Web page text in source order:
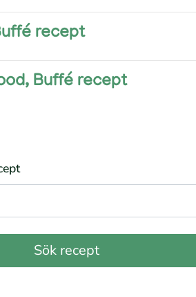
recept
Buffé recept